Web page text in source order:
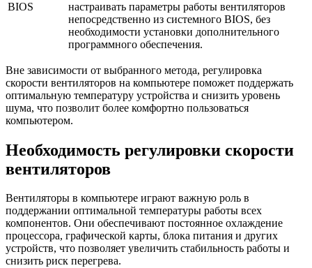
BIOS
настраивать параметры работы вентиляторов
непосредственно из системного BIOS, без
необходимости установки дополнительного
программного обеспечения.
Вне зависимости от выбранного метода, регулировка
скорости вентиляторов на компьютере поможет поддержать
оптимальную температуру устройства и снизить уровень
шума, что позволит более комфортно пользоваться
компьютером.
Необходимость регулировки скорости
вентиляторов
Вентиляторы в компьютере играют важную роль в
поддержании оптимальной температуры работы всех
компонентов. Они обеспечивают постоянное охлаждение
процессора, графической карты, блока питания и других
устройств, что позволяет увеличить стабильность работы и
снизить риск перегрева.